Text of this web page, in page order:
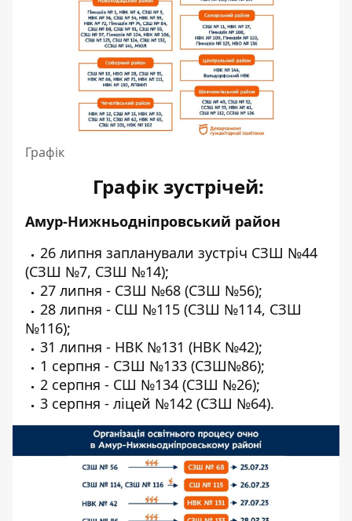
Графік
Графік зустрічей:
Амур-Нижньодніпровський район
26 липня запланували зустріч СЗШ №44
(СЗШ №7, СЗШ №14);
27 липня - СЗШ №68 (СЗШ №56);
28 липня - СШ №115 (СЗШ №114, СЗШ
№116);
31 липня - НВК №131 (НВК №42);
1 серпня - СЗШ №133 (СЗШ№86);
2 серпня - СШ №134 (СЗШ №26);
3 серпня - ліцей №142 (СЗШ №64).